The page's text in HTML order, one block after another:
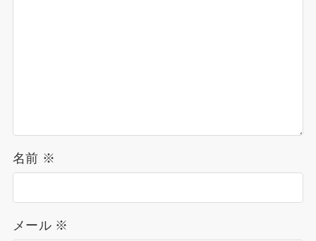
名前 ※
メール ※